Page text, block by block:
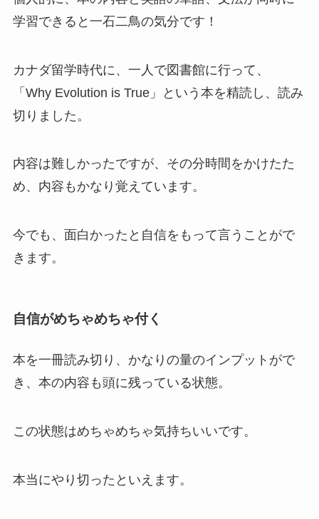
学習できると一石二鳥の気分です！
カナダ留学時代に、一人で図書館に行って、
「Why Evolution is True」という本を精読し、読み
切りました。
内容は難しかったですが、その分時間をかけたた
め、内容もかなり覚えています。
今でも、面白かったと自信をもって言うことがで
きます。
自信がめちゃめちゃ付く
本を一冊読み切り、かなりの量のインプットがで
き、本の内容も頭に残っている状態。
この状態はめちゃめちゃ気持ちいいです。
本当にやり切ったといえます。